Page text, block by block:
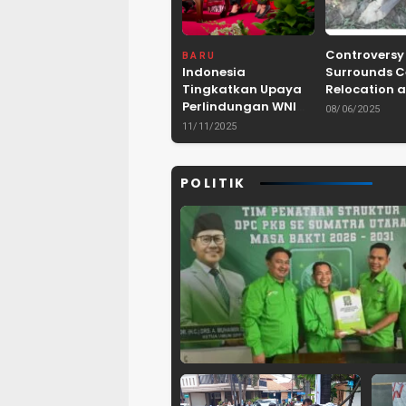
BARU
Indonesia
Tingkatkan Upaya
Perlindungan WNI
dan Pemberantasan
TPPO di Asia
11/11/2025
Controversy
Surrounds
Relocation
Dam Project
08/06/2025
POLITIK